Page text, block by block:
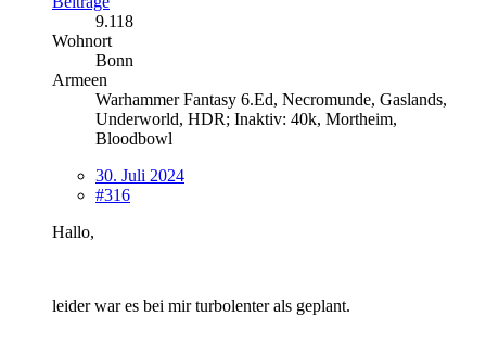
9.118
Wohnort
Bonn
Armeen
Warhammer Fantasy 6.Ed, Necromunde, Gaslands,
Underworld, HDR; Inaktiv: 40k, Mortheim,
Bloodbowl
30. Juli 2024
#316
Hallo,
leider war es bei mir turbolenter als geplant.